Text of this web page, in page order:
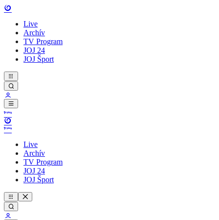
Live
Archív
TV Program
JOJ 24
JOJ Šport
Live
Archív
TV Program
JOJ 24
JOJ Šport